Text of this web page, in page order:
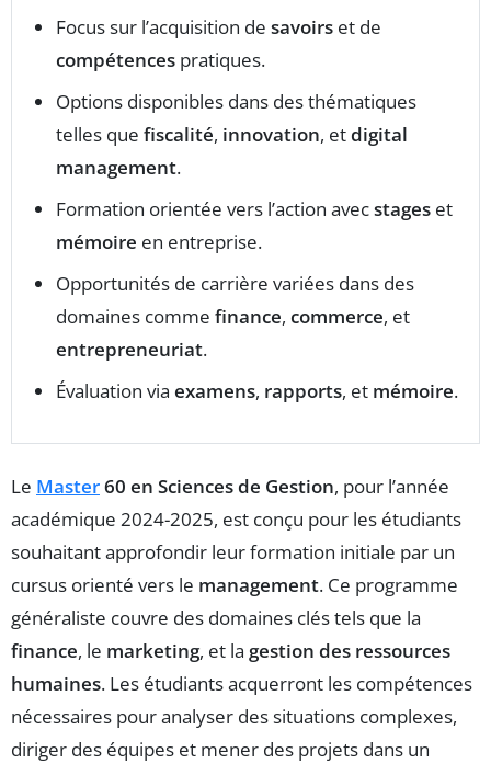
Focus sur l’acquisition de savoirs et de
compétences pratiques.
Options disponibles dans des thématiques
telles que fiscalité, innovation, etdigital
management.
Formation orientée vers l’action avecstages et
mémoire en entreprise.
Opportunités de carrière variées dans des
domaines comme finance, commerce, et
entrepreneuriat.
Évaluation via examens, rapports, et mémoire.
Le Master60 en Sciences de Gestion, pour l’année
académique 2024-2025, est conçu pour les étudiants
souhaitant approfondir leur formation initiale par un
cursus orienté vers le management. Ce programme
généraliste couvre des domaines clés tels que la
finance, le marketing, et la gestion des ressources
humaines. Les étudiants acquerront les compétences
nécessaires pour analyser des situations complexes,
diriger des équipes et mener des projets dans un